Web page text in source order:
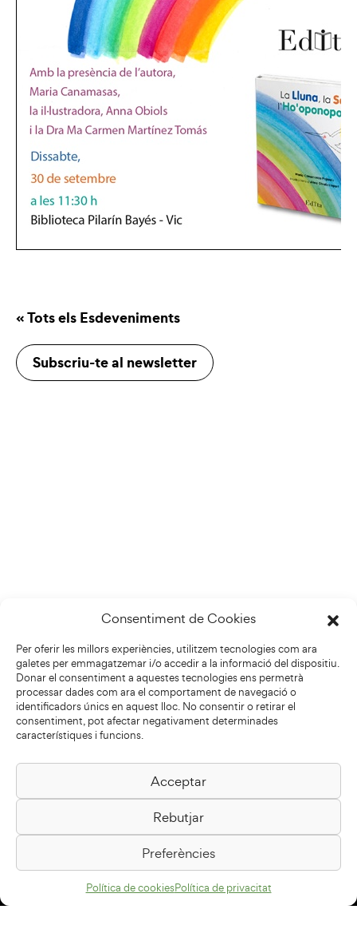
Consentiment de Cookies
Per oferir les millors experiències, utilitzem tecnologies com ara
galetes per emmagatzemar i/o accedir a la informació del dispositiu.
Donar el consentiment a aquestes tecnologies ens permetrà
processar dades com ara el comportament de navegació o
identificadors únics en aquest lloc. No consentir o retirar el
consentiment, pot afectar negativament determinades
característiques i funcions.
Acceptar
Rebutjar
Preferències
Política de cookiesPolítica de privacitat
« Tots els Esdeveniments
Subscriu-te al newsletter
Biblioteca Pilarin Bayés
Passeig de la Generalitat, 1
08500 Vic